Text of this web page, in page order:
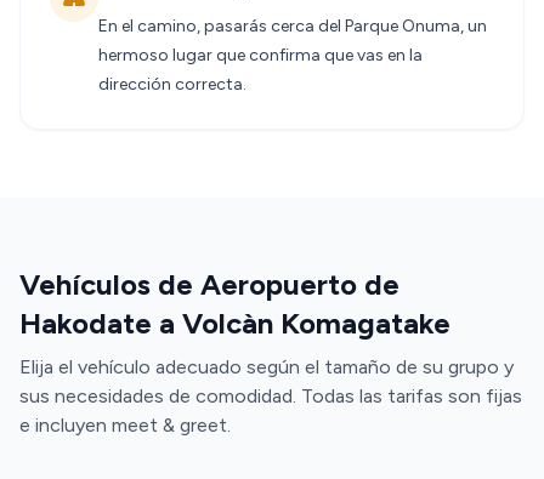
En el camino, pasarás cerca del Parque Onuma, un
hermoso lugar que confirma que vas en la
dirección correcta.
Vehículos de Aeropuerto de
Hakodate a Volcàn Komagatake
Elija el vehículo adecuado según el tamaño de su grupo y
sus necesidades de comodidad. Todas las tarifas son fijas
e incluyen meet & greet.